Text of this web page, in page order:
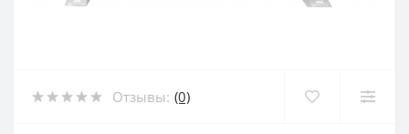
Отзывы: (0)